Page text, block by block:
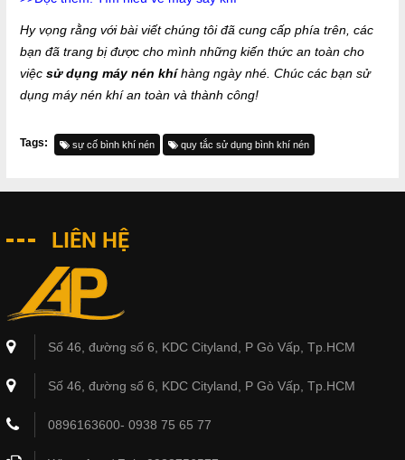
Hy vọng rằng với bài viết chúng tôi đã cung cấp phía trên, các
bạn đã trang bị được cho mình những kiến thức an toàn cho
việc sử dụng máy nén khíhàng ngày nhé. Chúc các bạn sử
dụng máy nén khí an toàn và thành công!
Tags: sự cố bình khí nén quy tắc sử dụng bình khí nén
LIÊN HỆ
Số 46, đường số 6, KDC Cityland, P Gò Vấp, Tp.HCM
Số 46, đường số 6, KDC Cityland, P Gò Vấp, Tp.HCM
0896163600- 0938 75 65 77